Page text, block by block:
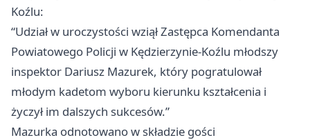
Koźlu:
“Udział w uroczystości wziął Zastępca Komendanta
Powiatowego Policji w Kędzierzynie-Koźlu młodszy
inspektor Dariusz Mazurek, który pogratulował
młodym kadetom wyboru kierunku kształcenia i
życzył im dalszych sukcesów.”
Mazurka odnotowano w składzie gości